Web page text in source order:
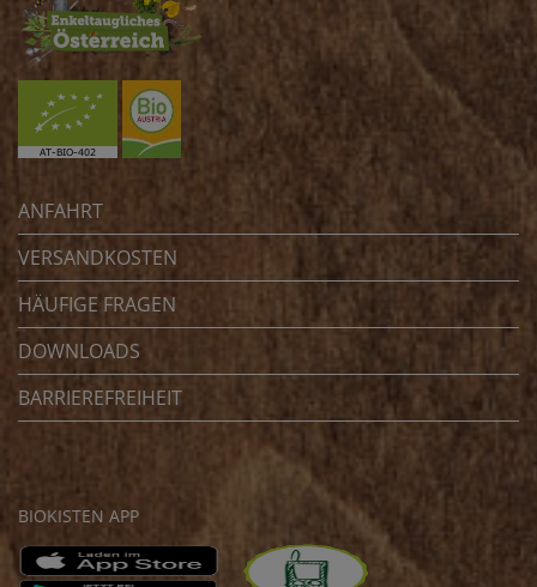
ANFAHRT
VERSANDKOSTEN
HÄUFIGE FRAGEN
DOWNLOADS
BARRIEREFREIHEIT
BIOKISTEN APP